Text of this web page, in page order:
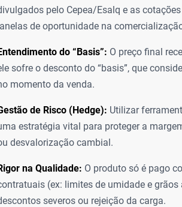
pelo Cepea/Esalq e as
de oportunidade na
do “Basis”: O preço final
sofre o desconto do “basis”, que
momento da venda.
de Risco (Hedge): Utilizar
estratégia vital para proteger a
desvalorização cambial.
na Qualidade: O produto só é pago
(ex: limites de umidade e
severos ou rejeição da carga.